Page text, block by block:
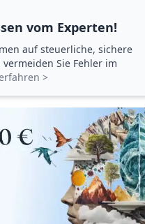
vom Experten!
auf steuerliche, sichere
Sie Fehler im
>